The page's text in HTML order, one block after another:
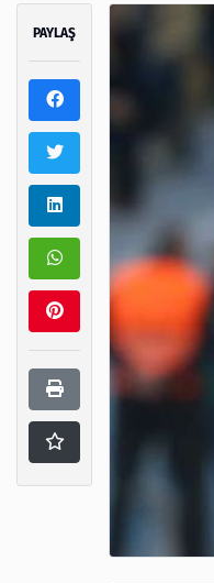
PAYLAŞ